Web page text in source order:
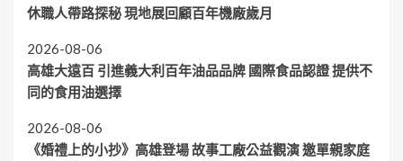
休職人帶路探秘 現地展回顧百年機廠歲月
2026-08-06
高雄大遠百 引進義大利百年油品品牌 國際食品認證 提供不
同的食用油選擇
2026-08-06
《婚禮上的小抄》高雄登場 故事工廠公益觀演 邀單親家庭